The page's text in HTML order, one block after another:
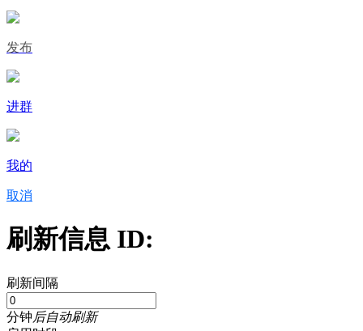
发布
进群
我的
取消
刷新信息 ID:
刷新间隔
分钟后自动刷新